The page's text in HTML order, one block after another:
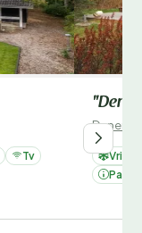
Tv
"Deni"